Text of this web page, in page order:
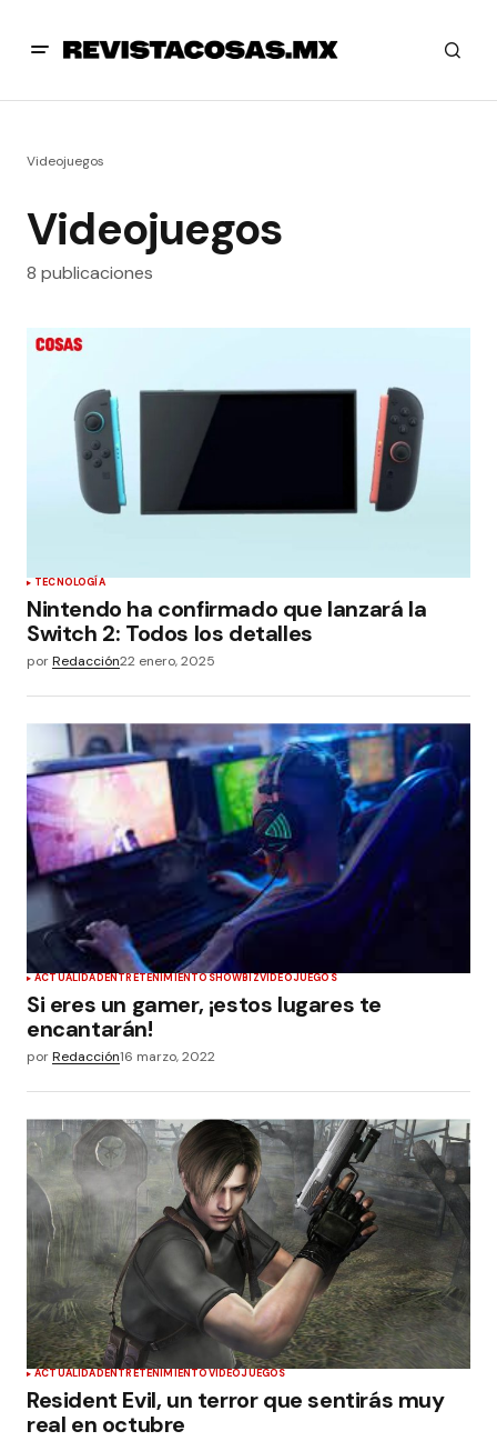
Videojuegos
Videojuegos
8 publicaciones
TECNOLOGÍA
Nintendo ha confirmado que lanzará la
Switch 2: Todos los detalles
porRedacción22 enero, 2025
ACTUALIDAD ENTRETENIMIENTO SHOWBIZVIDEOJUEGOS
Si eres un gamer, ¡estos lugares te
encantarán!
porRedacción16 marzo, 2022
ACTUALIDADENTRETENIMIENTOVIDEOJUEGOS
Resident Evil, un terror que sentirás muy
real en octubre